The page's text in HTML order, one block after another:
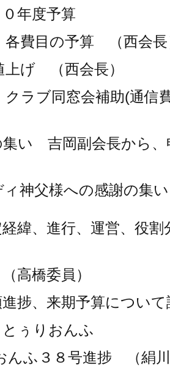
年度予算
費目の予算 （西会長
げ （西会長）
ラブ同窓会補助(通信
集い 吉岡副会長から
ィ神父様への感謝の集
経緯、進行、運営、役
高橋委員）
進捗、来期予算につい
とぅりおんふ
んふ３８号進捗 （絹